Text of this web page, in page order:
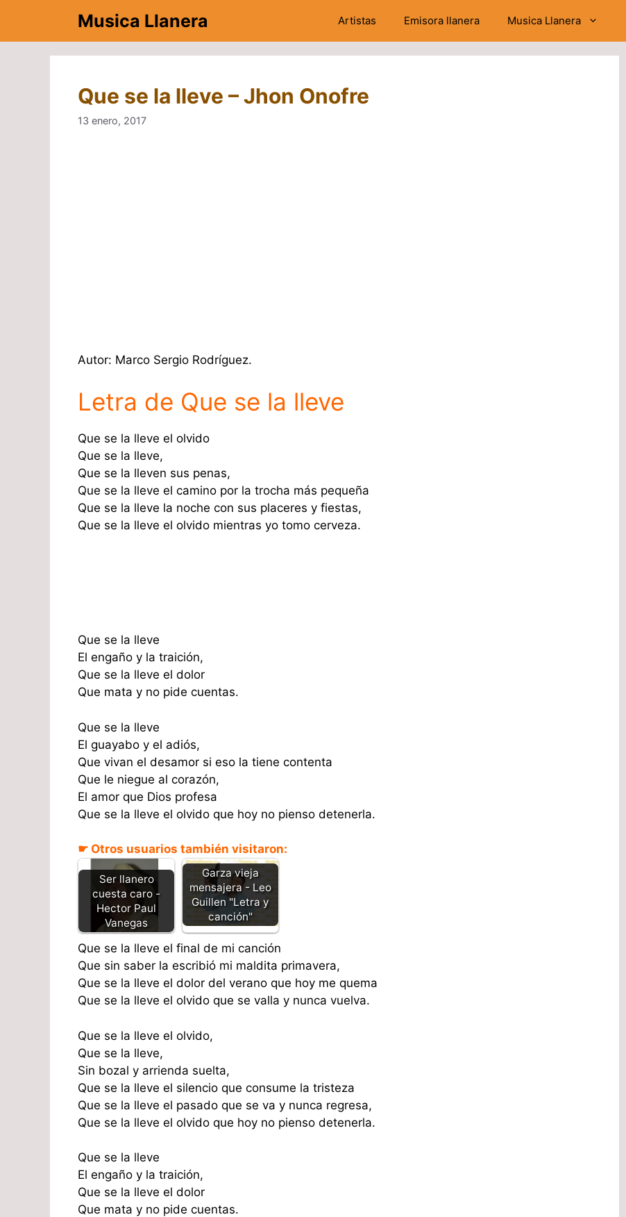
contenido
Musica Llanera Artistas Emisora llanera Musica Llanera
Que se la lleve – Jhon Onofre
13 enero, 2017
Autor: Marco Sergio Rodríguez.
Letra de Que se la lleve
Que se la lleve el olvido
Que se la lleve,
Que se la lleven sus penas,
Que se la lleve el camino por la trocha más pequeña
Que se la lleve la noche con sus placeres y fiestas,
Que se la lleve el olvido mientras yo tomo cerveza.
Que se la lleve
El engaño y la traición,
Que se la lleve el dolor
Que mata y no pide cuentas.
Que se la lleve
El guayabo y el adiós,
Que vivan el desamor si eso la tiene contenta
Que le niegue al corazón,
El amor que Dios profesa
Que se la lleve el olvido que hoy no pienso detenerla.
☛ Otros usuarios también visitaron:
Ser llanero
cuesta caro -
Hector Paul
Vanegas
Garza vieja
mensajera - Leo
Guillen "Letra y
canción"
Que se la lleve el final de mi canción
Que sin saber la escribió mi maldita primavera,
Que se la lleve el dolor del verano que hoy me quema
Que se la lleve el olvido que se valla y nunca vuelva.
Que se la lleve el olvido,
Que se la lleve,
Sin bozal y arrienda suelta,
Que se la lleve el silencio que consume la tristeza
Que se la lleve el pasado que se va y nunca regresa,
Que se la lleve el olvido que hoy no pienso detenerla.
Que se la lleve
El engaño y la traición,
Que se la lleve el dolor
Que mata y no pide cuentas.